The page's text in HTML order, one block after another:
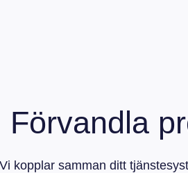
Förvandla
Vi kopplar samman ditt